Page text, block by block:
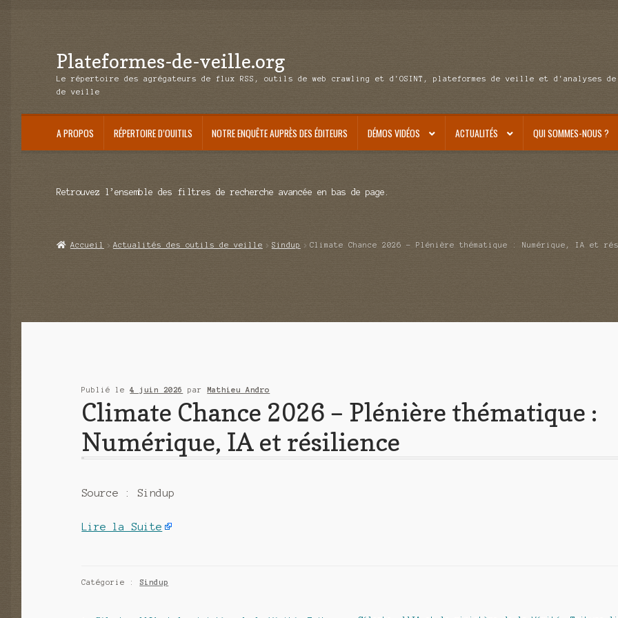
Aller
à
Aller
au
Plateformes-de-veille.org
Le répertoire des agrégateurs de flux RSS, outils de web crawling et d'OSINT, plateformes de veille et d'analyses de
de veille
A PROPOS RÉPERTOIRE D’OUITILS NOTRE ENQUÊTE AUPRÈS DES ÉDITEURS DÉMOS VIDÉOS ACTUALITÉS QUI SOMMES-NOUS ?
Retrouvez l’ensemble des filtres de recherche avancée en bas de page.
Accueil Actualités des outils de veille Sindup Climate Chance 2026 – Plénière thématique : Numérique, IA et
Publié le4 juin 2026 parMathieu Andro
Climate Chance 2026 – Plénière thématique :
Numérique, IA et résilience
Source : Sindup
Lire la Suite
Catégorie :Sindup